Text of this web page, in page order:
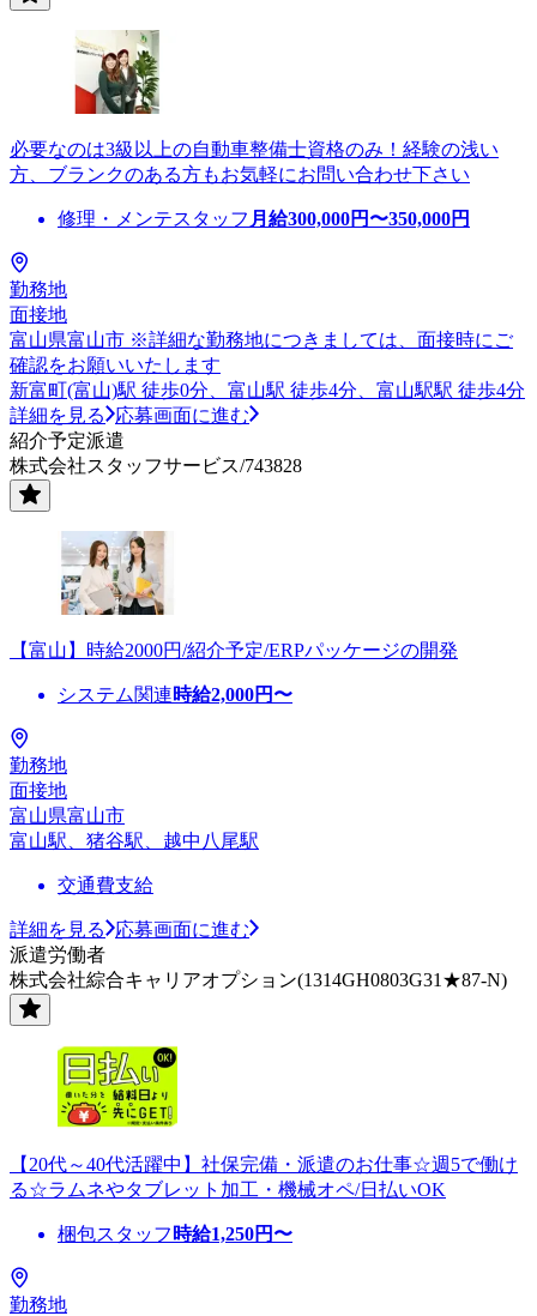
必要なのは3級以上の自動車整備士資格のみ！経験の浅い
方、ブランクのある方もお気軽にお問い合わせ下さい
修理・メンテスタッフ 月給300,000円〜350,000円
勤務地
面接地
富山県富山市 ※詳細な勤務地につきましては、面接時にご
確認をお願いいたします
新富町(富山)駅 徒歩0分、富山駅 徒歩4分、富山駅駅 徒歩4分
詳細を見る
応募画面に進む
紹介予定派遣
株式会社スタッフサービス/743828
【富山】時給2000円/紹介予定/ERPパッケージの開発
システム関連時給2,000円〜
勤務地
面接地
富山県富山市
富山駅、猪谷駅、越中八尾駅
交通費支給
詳細を見る
応募画面に進む
派遣労働者
株式会社綜合キャリアオプション(1314GH0803G31★87-N)
【20代～40代活躍中】社保完備・派遣のお仕事☆週5で働け
る☆ラムネやタブレット加工・機械オペ/日払いOK
梱包スタッフ 時給1,250円〜
勤務地